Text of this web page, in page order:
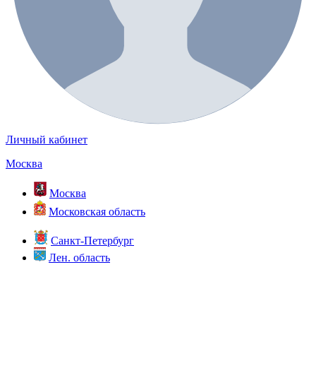
Личный кабинет
Москва
Москва
Московская область
Санкт-Петербург
Лен. область